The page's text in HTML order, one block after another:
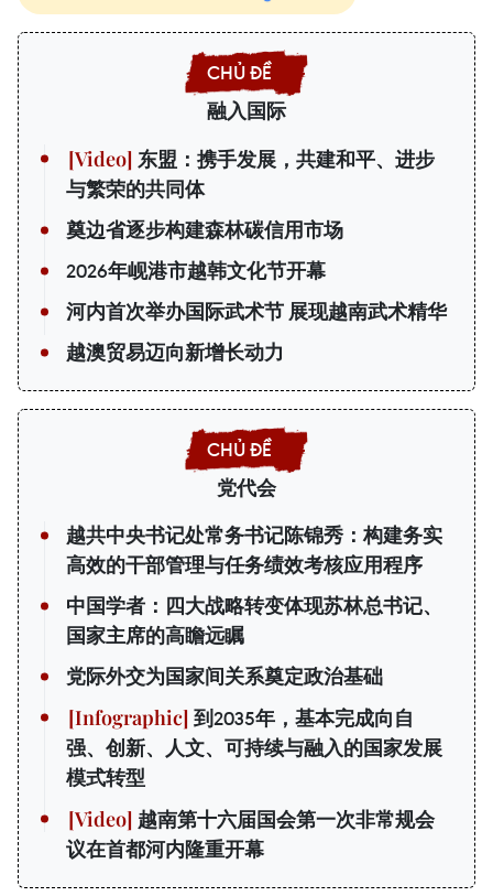
融入国际
东盟：携手发展，共建和平、进步
与繁荣的共同体
奠边省逐步构建森林碳信用市场
2026年岘港市越韩文化节开幕
河内首次举办国际武术节 展现越南武术精华
越澳贸易迈向新增长动力
党代会
越共中央书记处常务书记陈锦秀：构建务实
高效的干部管理与任务绩效考核应用程序
中国学者：四大战略转变体现苏林总书记、
国家主席的高瞻远瞩
党际外交为国家间关系奠定政治基础
到2035年，基本完成向自
强、创新、人文、可持续与融入的国家发展
模式转型
越南第十六届国会第一次非常规会
议在首都河内隆重开幕